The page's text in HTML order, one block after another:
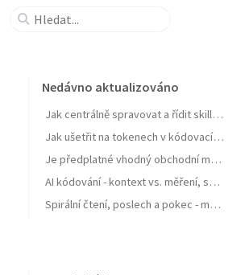
Nedávno aktualizováno
Jak centrálně spravovat a řídit skills pro agenty a zejména jejich samostatné zlepšování
Jak ušetřit na tokenech v kódovacích agentech typu GitHub Copilot
Je předplatné vhodný obchodní model pro AI produkt? Zdražuje AI? Zdražují tokeny? Nebo se jen najíždí na férový model?
AI kódování - kontext vs. měření, software jako paměť, váš software se učit nebudu, OpenClaw a chytrá domácnost
Spirální čtení, poslech a pokec - moje AI workflow pro nasání knihy do mozku